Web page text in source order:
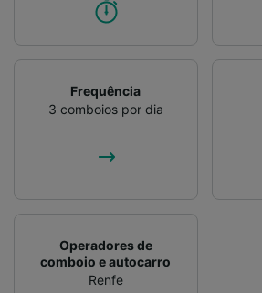
Frequência
3 comboios por dia
Operadores de
comboio e autocarro
Renfe